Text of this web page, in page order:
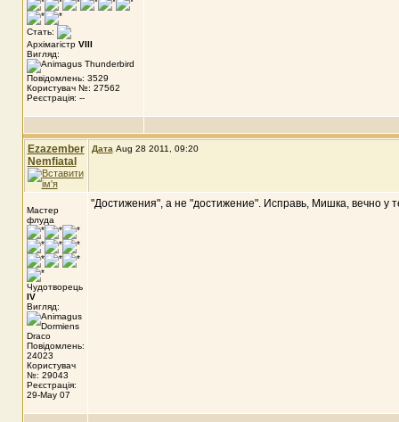
Стать:
Архімагістр VIII
Вигляд:
Повідомлень: 3529
Користувач №: 27562
Реєстрація: --
Ezazember
Nemfiatal
ДатаAug 28 2011, 09:20
Мастер
флуда
Чудотворець
IV
Вигляд:
Повідомлень:
24023
Користувач
№: 29043
Реєстрація:
29-May 07
"Достижения", а не "достижение". Исправь, Мишка, вечно у